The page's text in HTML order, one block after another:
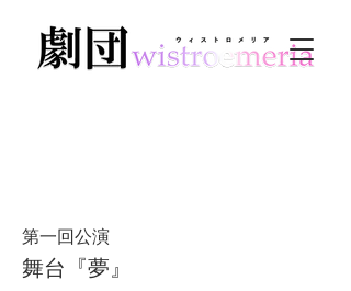
第一回公演
舞台『夢』